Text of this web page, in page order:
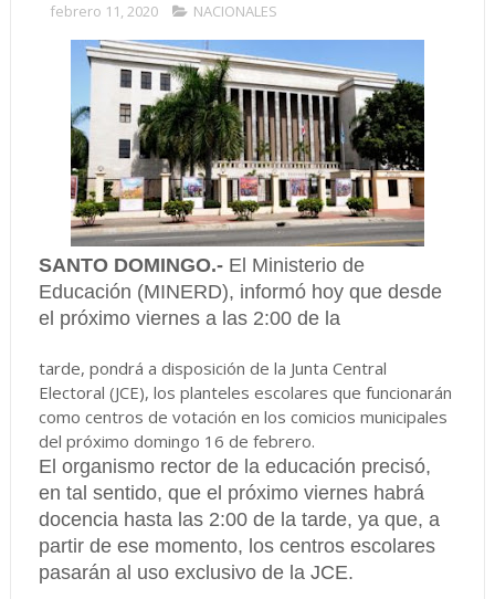
febrero 11, 2020 NACIONALES
SANTO DOMINGO.-El Ministerio de
Educación (MINERD), informó hoy que desde
el próximo viernes a las 2:00 de la
tarde, pondrá a disposición de la Junta Central
Electoral (JCE), los planteles escolares que funcionarán
como centros de votación en los comicios municipales
del próximo domingo 16 de febrero.
El organismo rector de la educación precisó,
en tal sentido, que el próximo viernes habrá
docencia hasta las 2:00 de la tarde, ya que, a
partir de ese momento, los centros escolares
pasarán al uso exclusivo de la JCE.